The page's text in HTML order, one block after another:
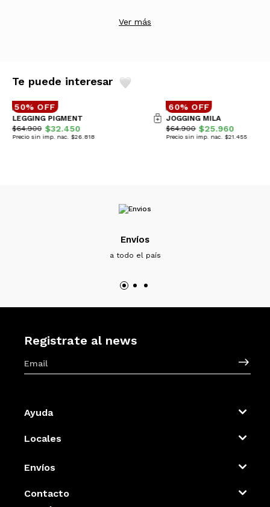
Ver más
Te puede interesar
50% OFF
LEGGING PIGMENT
$64.900 $32.450
Precio sin imp. nac. $26.818
60% OFF
JOGGING MILA
$64.900 $25.960
Precio sin imp. nac. $21.455
Envíos
a todo el país
Registrate al news
Ayuda
Locales
Envíos
Contacto